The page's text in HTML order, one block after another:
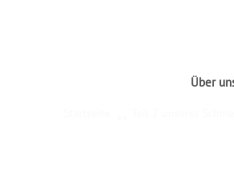
Über